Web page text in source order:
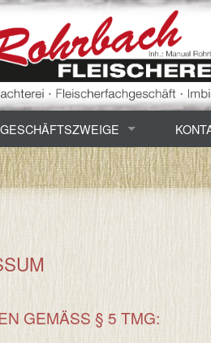
GESCHÄFTSZWEIGE
/ Schlachtung / Zerlegung
GEMÄSS § 5 TMG: